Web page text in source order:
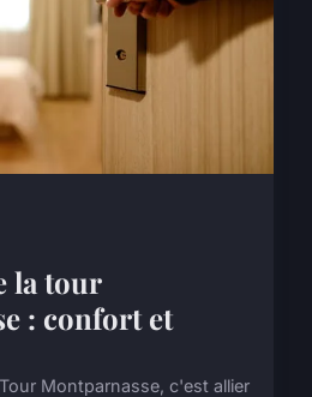
la tour
: confort et
Montparnasse, c'est allier